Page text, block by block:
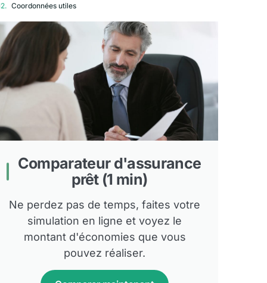
Coordonnées utiles
Comparateur d'assurance
prêt (1 min)
Ne perdez pas de temps, faites votre
simulation en ligne et voyez le
montant d'économies que vous
pouvez réaliser.